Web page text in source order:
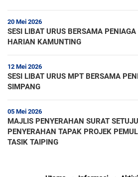
20 Mei 2026
SESI LIBAT URUS BERSAMA
HARIAN KAMUNTING
12 Mei 2026
SESI LIBAT URUS MPT BERSAMA
SIMPANG
05 Mei 2026
MAJLIS PENYERAHAN SURAT
PENYERAHAN TAPAK PROJEK
TASIK TAIPING